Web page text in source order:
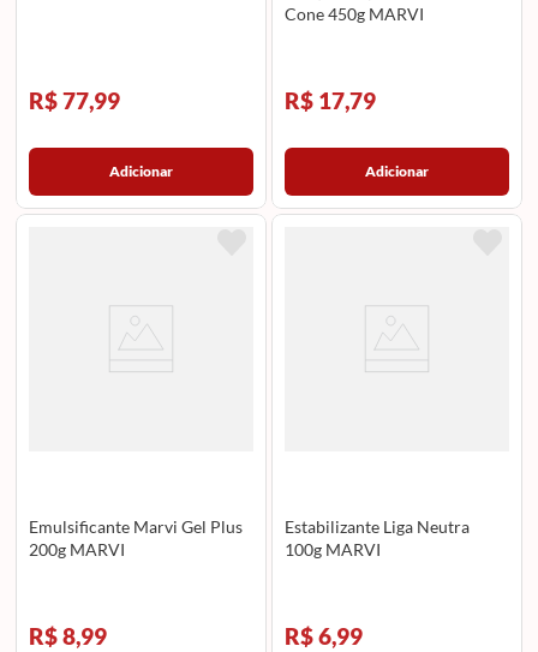
R$ 77,99
Adicionar
Cone 450g MARVI
R$ 17,79
Adicionar
Emulsificante Marvi Gel Plus
200g MARVI
R$ 8,99
Estabilizante Liga Neutra
100g MARVI
R$ 6,99